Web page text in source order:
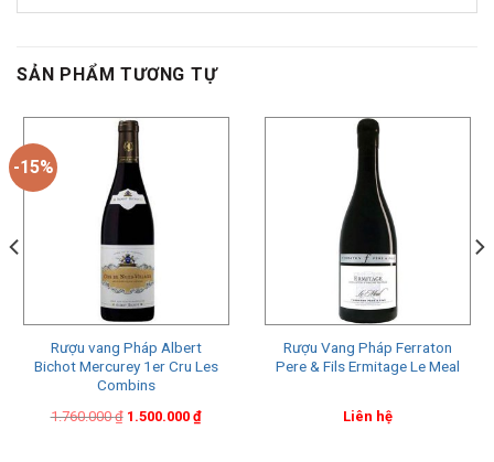
SẢN PHẨM TƯƠNG TỰ
-15%
Rượu vang Pháp Albert
Bichot Mercurey 1er Cru Les
Combins
1.760.000₫
Original
1.500.000₫
Current
Rượu Vang Pháp Ferraton
Pere & Fils Ermitage Le Meal
Liên hệ